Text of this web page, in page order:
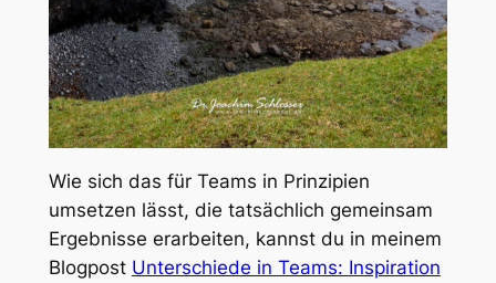
Wie sich das für Teams in Prinzipien
umsetzen lässt, die tatsächlich gemeinsam
Ergebnisse erarbeiten, kannst du in meinem
Blogpost Unterschiede in Teams: Inspiration